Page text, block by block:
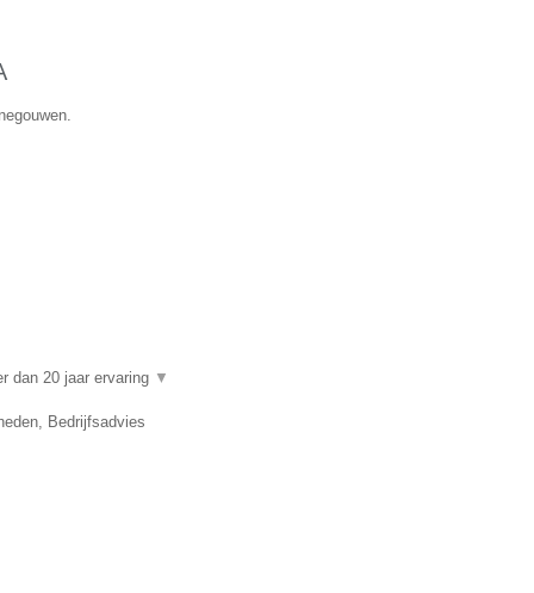
dan 20 jaar ervaring ▼
Bedrijfsadvies